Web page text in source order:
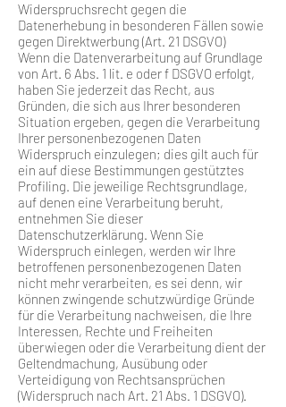
Widerspruchsrecht gegen die
Datenerhebung in besonderen Fällen sowie
gegen Direktwerbung (Art. 21 DSGVO)
Wenn die Datenverarbeitung auf Grundlage
von Art. 6 Abs. 1 lit. e oder f DSGVO erfolgt,
haben Sie jederzeit das Recht, aus
Gründen, die sich aus Ihrer besonderen
Situation ergeben, gegen die Verarbeitung
Ihrer personenbezogenen Daten
Widerspruch einzulegen; dies gilt auch für
ein auf diese Bestimmungen gestütztes
Profiling. Die jeweilige Rechtsgrundlage,
auf denen eine Verarbeitung beruht,
entnehmen Sie dieser
Datenschutzerklärung. Wenn Sie
Widerspruch einlegen, werden wir Ihre
betroffenen personenbezogenen Daten
nicht mehr verarbeiten, es sei denn, wir
können zwingende schutzwürdige Gründe
für die Verarbeitung nachweisen, die Ihre
Interessen, Rechte und Freiheiten
überwiegen oder die Verarbeitung dient der
Geltendmachung, Ausübung oder
Verteidigung von Rechtsansprüchen
(Widerspruch nach Art. 21 Abs. 1 DSGVO).